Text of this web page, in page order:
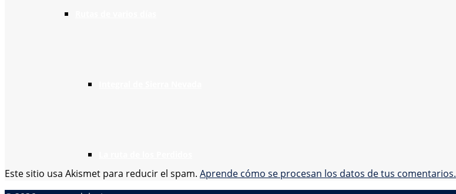
Este sitio usa Akismet para reducir el spam. Aprende cómo se procesan los datos de tus comentarios.